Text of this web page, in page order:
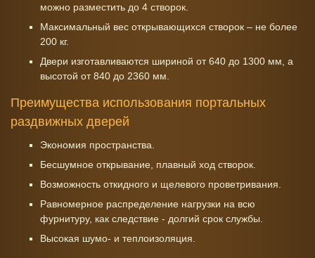
можно разместить до 4 створок.
Максимальный вес открывающихся створок – не более
200 кг.
Двери изготавливаются шириной от 640 до 1300 мм, а
высотой от 840 до 2360 мм.
Преимущества использования портальных
раздвижных дверей
Экономия пространства.
Бесшумное открывание, плавный ход створок.
Возможность откидного и щелевого проветривания.
Равномерное распределение нагрузки на всю
фурнитуру, как следствие - долгий срок службы.
Высокая шумо- и теплоизоляция.